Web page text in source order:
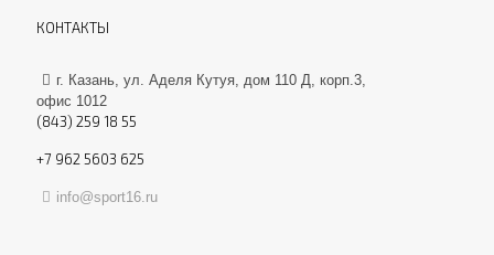
КОНТАКТЫ
г. Казань, ул. Аделя Кутуя, дом 110 Д, корп.3,
офис 1012
(843) 259 18 55
+7 962 5603 625
info@sport16.ru